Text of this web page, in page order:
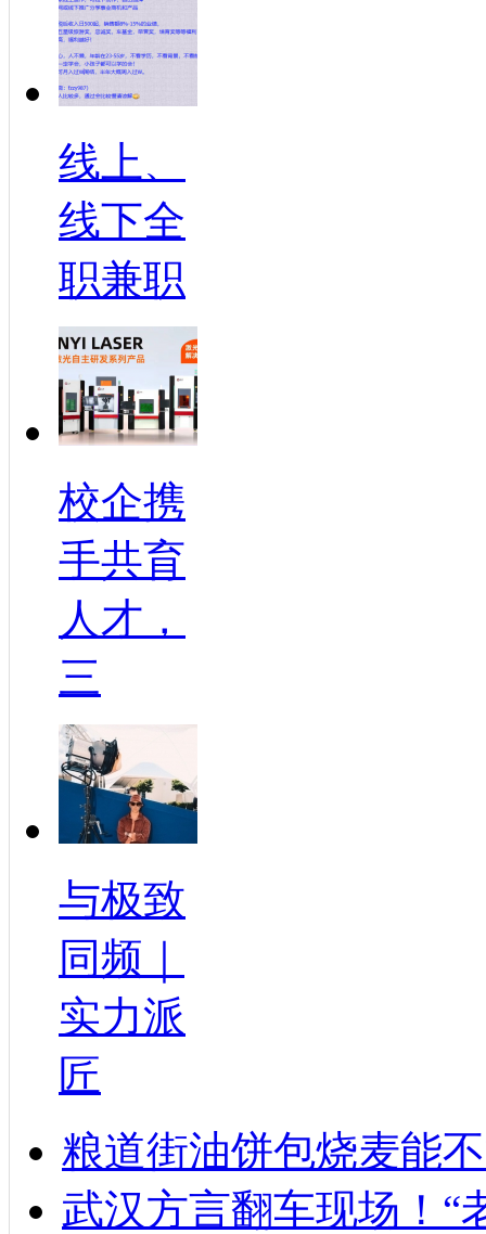
线上、
线下全
职兼职
校企携
手共育
人才，
三
与极致
同频｜
实力派
匠
粮道街油饼包烧麦能
武汉方言翻车现场！“